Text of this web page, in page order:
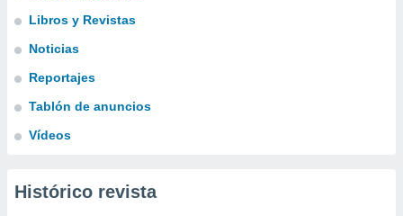
Libros y Revistas
Noticias
Reportajes
Tablón de anuncios
Vídeos
Histórico revista